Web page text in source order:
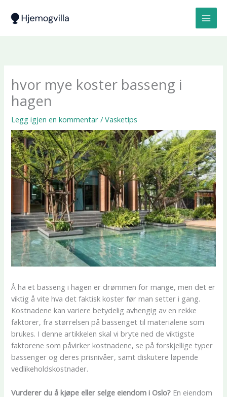
rett
hvor mye koster basseng i
hagen
Legg igjen en kommentar /Vasketips
Å ha et basseng i hagen er drømmen for mange, men det er
viktig å vite hva det faktisk koster før man setter i gang.
Kostnadene kan variere betydelig avhengig av en rekke
faktorer, fra størrelsen på bassenget til materialene som
brukes. I denne artikkelen skal vi bryte ned de viktigste
faktorene som påvirker kostnadene, se på forskjellige typer
bassenger og deres prisnivåer, samt diskutere løpende
vedlikeholdskostnader.
Vurderer du å kjøpe eller selge eiendom i Oslo? En eiendom